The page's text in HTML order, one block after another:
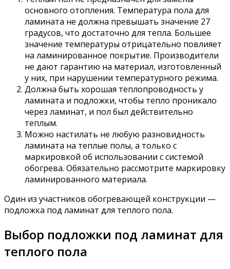
основного отопления. Температура пола для
ламината не должна превышать значение 27
градусов, что достаточно для тепла. Большее
значение температуры отрицательно повлияет
на ламинированное покрытие. Производители
не дают гарантию на материал, изготовленный
у них, при нарушении температурного режима.
Должна быть хорошая теплопроводность у
ламината и подложки, чтобы тепло проникало
через ламинат, и пол был действительно
теплым.
Можно настилать не любую разновидность
ламината на теплые полы, а только с
маркировкой об использовании с системой
обогрева. Обязательно рассмотрите маркировку
ламинированного материала.
Один из участников обогревающей конструкции —
подложка под ламинат для теплого пола.
Выбор подложки под ламинат для
теплого пола